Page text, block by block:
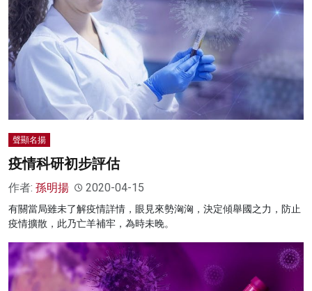
聲顯名揚
疫情科研初步評估
作者: 孫明揚 2020-04-15
有關當局雖未了解疫情詳情，眼見來勢洶洶，決定傾舉國之力，防止
疫情擴散，此乃亡羊補牢，為時未晚。